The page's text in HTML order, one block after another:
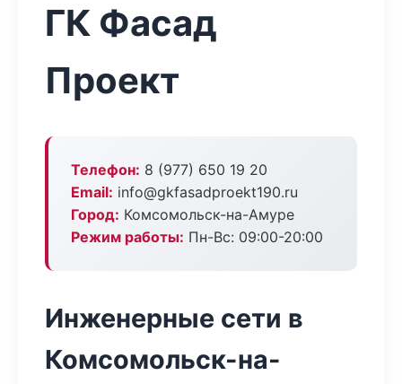
ГК Фасад
Проект
Телефон: 8 (977) 650 19 20
Email: info@gkfasadproekt190.ru
Город: Комсомольск-на-Амуре
Режим работы: Пн-Вс: 09:00-20:00
Инженерные сети в
Комсомольск-на-